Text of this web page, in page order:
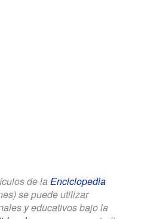
de la Enciclopedia
se puede utilizar
y educativos bajo la